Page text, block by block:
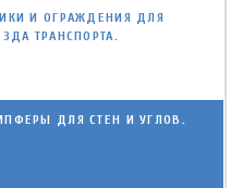
И ОГРАЖДЕНИЯ ДЛЯ
ТРАНСПОРТА.
ДЛЯ СТЕН И УГЛОВ.